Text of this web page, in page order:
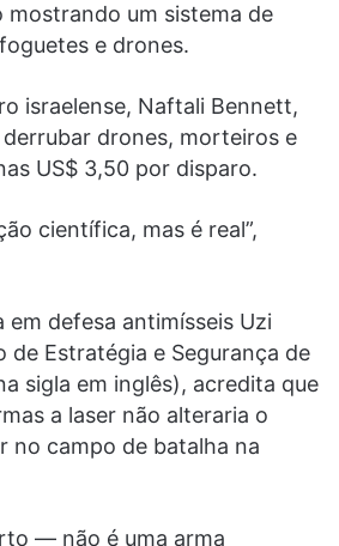
mostrando um sistema de
e drones.
israelense, Naftali Bennett,
drones, morteiros e
US$ 3,50 por disparo.
científica, mas é real”,
em defesa antimísseis Uzi
de Estratégia e Segurança de
sigla em inglês), acredita que
a laser não alteraria o
no campo de batalha na
— não é uma arma